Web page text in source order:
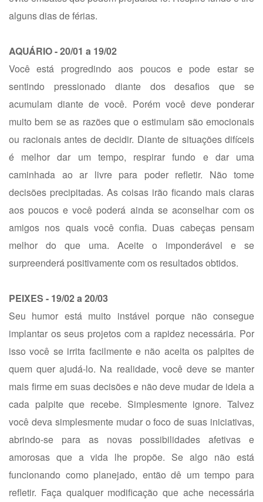
alguns dias de férias.
AQUÁRIO - 20/01 a 19/02
Você está progredindo aos poucos e pode estar se
sentindo pressionado diante dos desafios que se
acumulam diante de você. Porém você deve ponderar
muito bem se as razões que o estimulam são emocionais
ou racionais antes de decidir. Diante de situações difíceis
é melhor dar um tempo, respirar fundo e dar uma
caminhada ao ar livre para poder refletir. Não tome
decisões precipitadas. As coisas irão ficando mais claras
aos poucos e você poderá ainda se aconselhar com os
amigos nos quais você confia. Duas cabeças pensam
melhor do que uma. Aceite o imponderável e se
surpreenderá positivamente com os resultados obtidos.
PEIXES - 19/02 a 20/03
Seu humor está muito instável porque não consegue
implantar os seus projetos com a rapidez necessária. Por
isso você se irrita facilmente e não aceita os palpites de
quem quer ajudá-lo. Na realidade, você deve se manter
mais firme em suas decisões e não deve mudar de ideia a
cada palpite que recebe. Simplesmente ignore. Talvez
você deva simplesmente mudar o foco de suas iniciativas,
abrindo-se para as novas possibilidades afetivas e
amorosas que a vida lhe propõe. Se algo não está
funcionando como planejado, então dê um tempo para
refletir. Faça qualquer modificação que ache necessária